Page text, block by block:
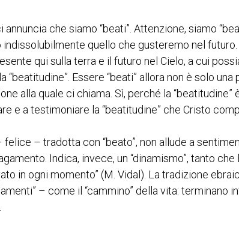
che siamo “beati”. Attenzione, siamo
quello che gusteremo nel futuro.
qui sulla terra e il futuro nel Cielo, a cui
Essere “beati” allora non è solo
alla quale ci chiama. Sì, perché la “beatitudine”
e a testimoniare la “beatitudine” che Cristo
felice – tradotta con “beato”, non allude a
Indica, invece, un “dinamismo”, tanto che
in ogni momento” (M. Vidal). La tradizione
– come il “cammino” della vita: terminano